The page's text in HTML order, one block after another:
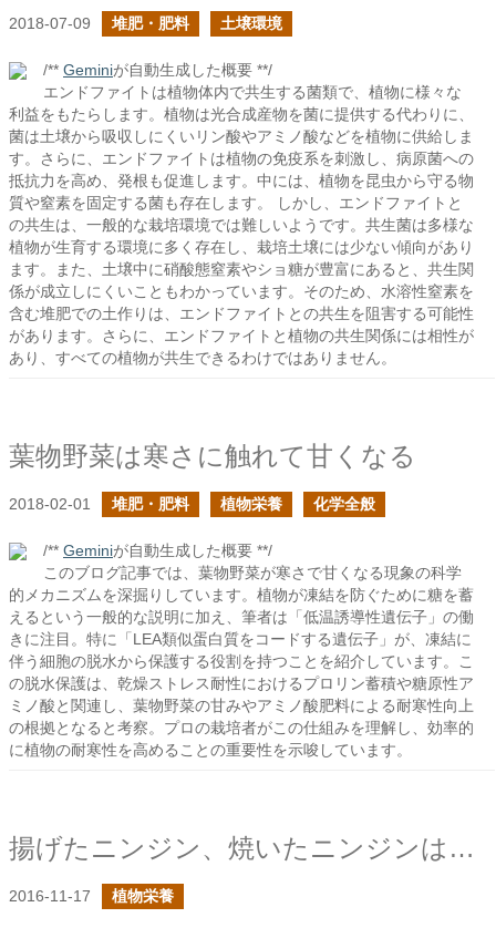
2018-07-09 堆肥・肥料 土壌環境
/** Geminiが自動生成した概要 **/
エンドファイトは植物体内で共生する菌類で、植物に様々な
利益をもたらします。植物は光合成産物を菌に提供する代わりに、
菌は土壌から吸収しにくいリン酸やアミノ酸などを植物に供給しま
す。さらに、エンドファイトは植物の免疫系を刺激し、病原菌への
抵抗力を高め、発根も促進します。中には、植物を昆虫から守る物
質や窒素を固定する菌も存在します。 しかし、エンドファイトと
の共生は、一般的な栽培環境では難しいようです。共生菌は多様な
植物が生育する環境に多く存在し、栽培土壌には少ない傾向があり
ます。また、土壌中に硝酸態窒素やショ糖が豊富にあると、共生関
係が成立しにくいこともわかっています。そのため、水溶性窒素を
含む堆肥での土作りは、エンドファイトとの共生を阻害する可能性
があります。さらに、エンドファイトと植物の共生関係には相性が
あり、すべての植物が共生できるわけではありません。
葉物野菜は寒さに触れて甘くなる
2018-02-01 堆肥・肥料 植物栄養 化学全般
/** Geminiが自動生成した概要 **/
このブログ記事では、葉物野菜が寒さで甘くなる現象の科学
的メカニズムを深掘りしています。植物が凍結を防ぐために糖を蓄
えるという一般的な説明に加え、筆者は「低温誘導性遺伝子」の働
きに注目。特に「LEA類似蛋白質をコードする遺伝子」が、凍結に
伴う細胞の脱水から保護する役割を持つことを紹介しています。こ
の脱水保護は、乾燥ストレス耐性におけるプロリン蓄積や糖原性ア
ミノ酸と関連し、葉物野菜の甘みやアミノ酸肥料による耐寒性向上
の根拠となると考察。プロの栽培者がこの仕組みを理解し、効率的
に植物の耐寒性を高めることの重要性を示唆しています。
揚げたニンジン、焼いたニンジンはなぜこんなにも甘いのだろう？
2016-11-17 植物栄養